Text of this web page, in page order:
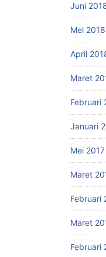
Juni
Mei 2018
April
Maret
Februari
Januari
Mei 2017
Maret
Februari
Maret
Februari